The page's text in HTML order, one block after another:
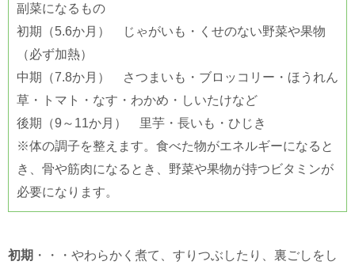
副菜になるもの
初期（5.6か月） じゃがいも・くせのない野菜や果物
（必ず加熱）
中期（7.8か月） さつまいも・ブロッコリー・ほうれん
草・トマト・なす・わかめ・しいたけなど
後期（9～11か月） 里芋・長いも・ひじき
※体の調子を整えます。食べた物がエネルギーになると
き、骨や筋肉になるとき、野菜や果物が持つビタミンが
必要になります。
初期 ・・・やわらかく煮て、すりつぶしたり、裏ごしをし